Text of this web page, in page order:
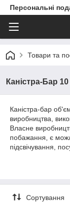
Персональні
Товари та
Каністра-Бар 10
Каністра-бар
виробництва,
Власне
побажання, є
підсвічування,
А якщо хочете
При замовленні
Сортування